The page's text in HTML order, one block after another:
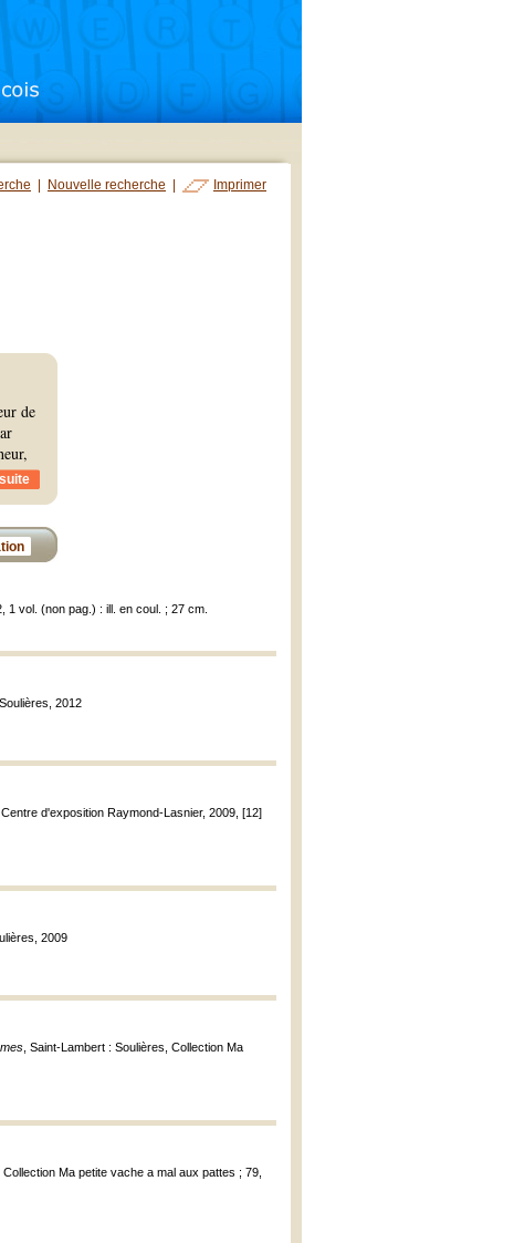
Nouvelle recherche Imprimer
de
1 vol. (non pag.) : ill. en coul. ; 27 cm.
2012
d'exposition Raymond-Lasnier, 2009, [12]
2009
, Saint-Lambert : Soulières, Collection Ma
Collection Ma petite vache a mal aux pattes ; 79,